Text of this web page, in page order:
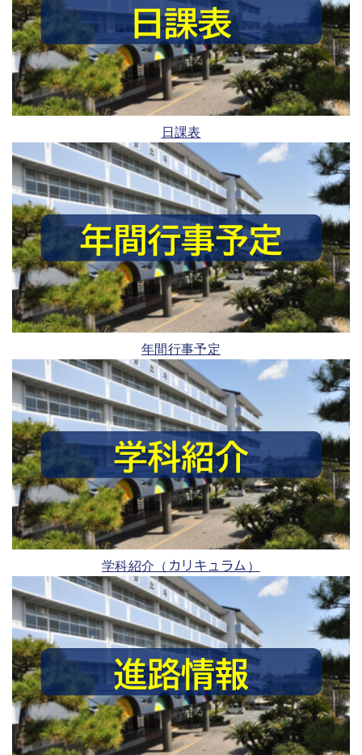
日課表
年間行事予定
学科紹介（カリキュラム）